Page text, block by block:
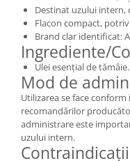
Destinat uzului
Flacon compact,
Brand clar identificat:
Ingrediente/
Ulei esențial de tămâie.
Mod de
Utilizarea se face
recomandărilor
administrare este
uzului intern.